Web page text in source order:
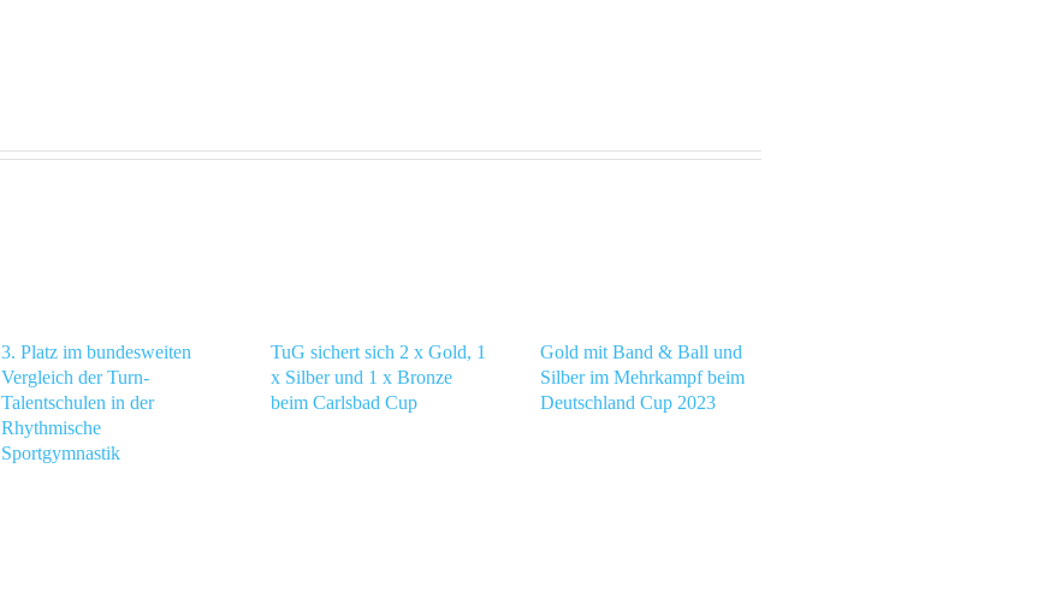
3. Platz im bundesweiten
Vergleich der Turn-
Talentschulen in der
Rhythmische
Sportgymnastik
TuG sichert sich 2 x Gold, 1
x Silber und 1 x Bronze
beim Carlsbad Cup
Gold mit Band & Ball und
Silber im Mehrkampf beim
Deutschland Cup 2023